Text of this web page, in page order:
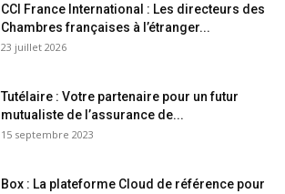
CCI France International : Les directeurs des
Chambres françaises à l’étranger...
23 juillet 2026
Tutélaire : Votre partenaire pour un futur
mutualiste de l’assurance de...
15 septembre 2023
Box : La plateforme Cloud de référence pour